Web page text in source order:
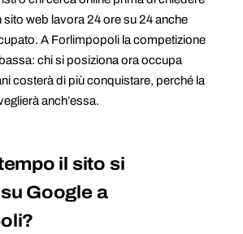
web lavora 24 ore su 24 anche
A Forlimpopoli la competizione
chi si posiziona ora occupa
costerà di più conquistare, perché la
anch’essa.
il sito si
Google a